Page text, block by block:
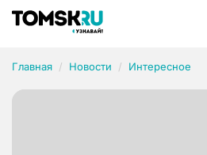
Главная Новости Интересное